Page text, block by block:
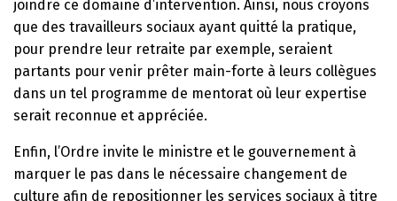
joindre ce domaine d’intervention. Ainsi, nous croyons
que des travailleurs sociaux ayant quitté la pratique,
pour prendre leur retraite par exemple, seraient
partants pour venir prêter main-forte à leurs collègues
dans un tel programme de mentorat où leur expertise
serait reconnue et appréciée.
Enfin, l’Ordre invite le ministre et le gouvernement à
marquer le pas dans le nécessaire changement de
culture afin de repositionner les services sociaux à titre